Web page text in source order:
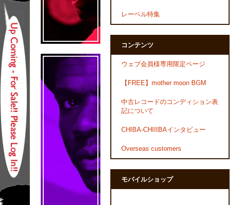
レーベル特集
コンテンツ
ウェブ会員様専用限定ページ
【FREE】mother moon BGM
中古レコードのコンディション表
記について
CHIBA-CHIIIBAインタビュー
Overseas customers
モバイルショップ